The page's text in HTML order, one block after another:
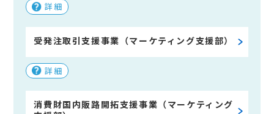
詳細
受発注取引支援事業（マーケティング支援部）
詳細
消費財国内販路開拓支援事業（マーケティング